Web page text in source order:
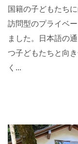
国籍の子どもたち
訪問型のプライベ
ました。日本語の
つ子どもたちと向
く...